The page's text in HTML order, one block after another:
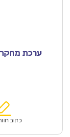
ערכת מחקר
כתוב